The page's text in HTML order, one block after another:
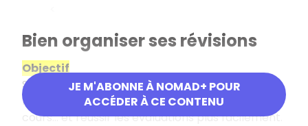
JE M'ABONNE À NOMAD+ POUR
ACCÉDER À CE CONTENU
Bien organiser ses révisions
Objectif
Savoir classer, mémoriser et structurer ce que
l’on apprend afin de mieux comprendre les
cours… et réussir les évaluations plus facilement.